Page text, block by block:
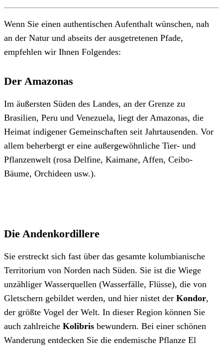
Wenn Sie einen authentischen Aufenthalt wünschen, nah
an der Natur und abseits der ausgetretenen Pfade,
empfehlen wir Ihnen Folgendes:
Der Amazonas
Im äußersten Süden des Landes, an der Grenze zu
Brasilien, Peru und Venezuela, liegt der Amazonas, die
Heimat indigener Gemeinschaften seit Jahrtausenden. Vor
allem beherbergt er eine außergewöhnliche Tier- und
Pflanzenwelt (rosa Delfine, Kaimane, Affen, Ceibo-
Bäume, Orchideen usw.).
Die Andenkordillere
Sie erstreckt sich fast über das gesamte kolumbianische
Territorium von Norden nach Süden. Sie ist die Wiege
unzähliger Wasserquellen (Wasserfälle, Flüsse), die von
Gletschern gebildet werden, und hier nistet der Kondor,
der größte Vogel der Welt. In dieser Region können Sie
auch zahlreiche Kolibris bewundern. Bei einer schönen
Wanderung entdecken Sie die endemische Pflanze El